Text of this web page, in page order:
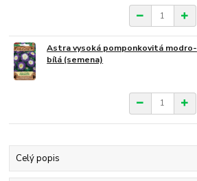
Astra vysoká pomponkovitá modro-
bílá (semena)
Celý popis